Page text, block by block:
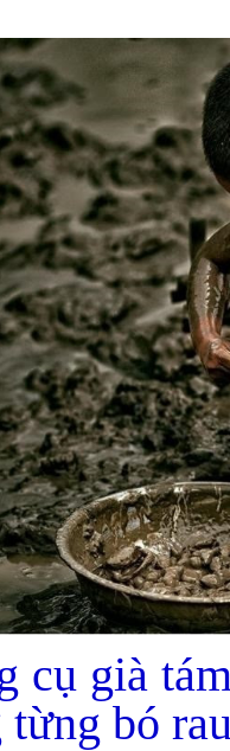
cụ già
từng bó